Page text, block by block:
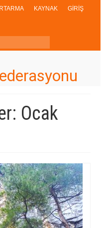
KAYNAK GİRİŞ
Ocak